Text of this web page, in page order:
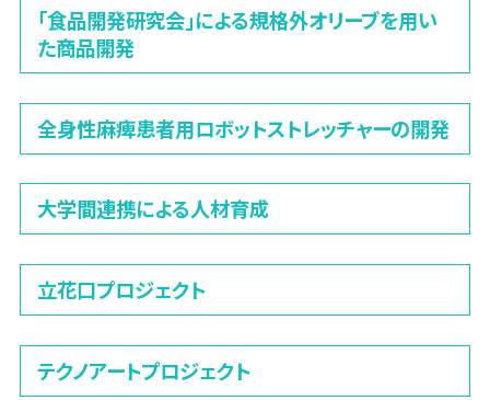
「食品開発研究会」による規格外オリーブを用い
た商品開発
全身性麻痺患者用ロボットストレッチャーの開発
大学間連携による人材育成
立花口プロジェクト
テクノアートプロジェクト